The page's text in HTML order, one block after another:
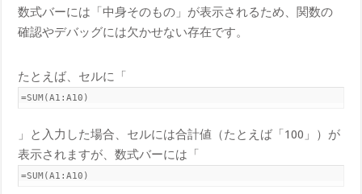
数式バーには「中身そのもの」が表示されるため、関数の
確認やデバッグには欠かせない存在です。
たとえば、セルに「
=SUM(A1:A10)
」と入力した場合、セルには合計値（たとえば「100」）が
表示されますが、数式バーには「
=SUM(A1:A10)